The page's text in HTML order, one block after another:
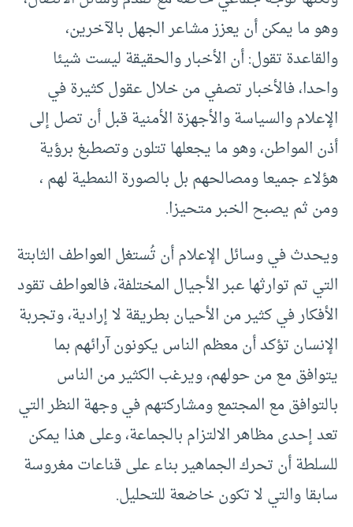
وهو ما يمكن أن يعزز مشاعر الجهل بالآخرين،
والقاعدة تقول: أن الأخبار والحقيقة ليست شيئا
واحدا، فالأخبار تصفي من خلال عقول كثيرة في
الإعلام والسياسة والأجهزة الأمنية قبل أن تصل إلى
أذن المواطن، وهو ما يجعلها تتلون وتصطبغ برؤية
هؤلاء جميعا ومصالحهم بل بالصورة النمطية لهم ،
ومن ثم يصبح الخبر متحيزا.
ويحدث في وسائل الإعلام أن تُستغل العواطف الثابتة
التي تم توارثها عبر الأجيال المختلفة، فالعواطف تقود
الأفكار في كثير من الأحيان بطريقة لا إرادية، وتجربة
الإنسان تؤكد أن معظم الناس يكونون آرائهم بما
يتوافق مع من حولهم، ويرغب الكثير من الناس
بالتوافق مع المجتمع ومشاركتهم في وجهة النظر التي
تعد إحدى مظاهر الالتزام بالجماعة، وعلى هذا يمكن
للسلطة أن تحرك الجماهير بناء على قناعات مغروسة
سابقا والتي لا تكون خاضعة للتحليل.